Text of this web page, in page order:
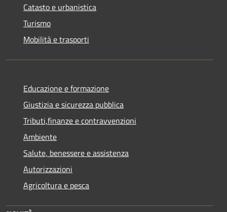
Catasto e urbanistica
Turismo
Mobilità e trasporti
Educazione e formazione
Giustizia e sicurezza pubblica
Tributi,finanze e contravvenzioni
Ambiente
Salute, benessere e assistenza
Autorizzazioni
Agricoltura e pesca